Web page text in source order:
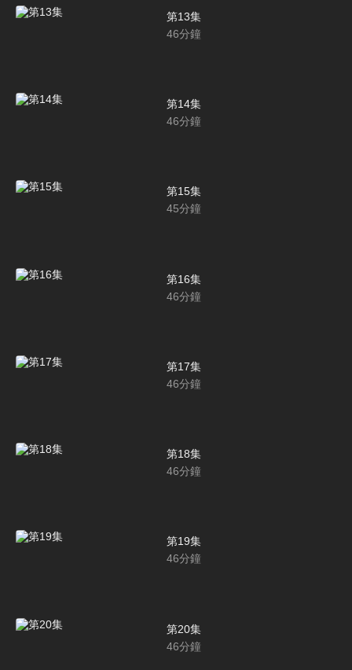
第13集
46分鐘
第14集
46分鐘
第15集
45分鐘
第16集
46分鐘
第17集
46分鐘
第18集
46分鐘
第19集
46分鐘
第20集
46分鐘